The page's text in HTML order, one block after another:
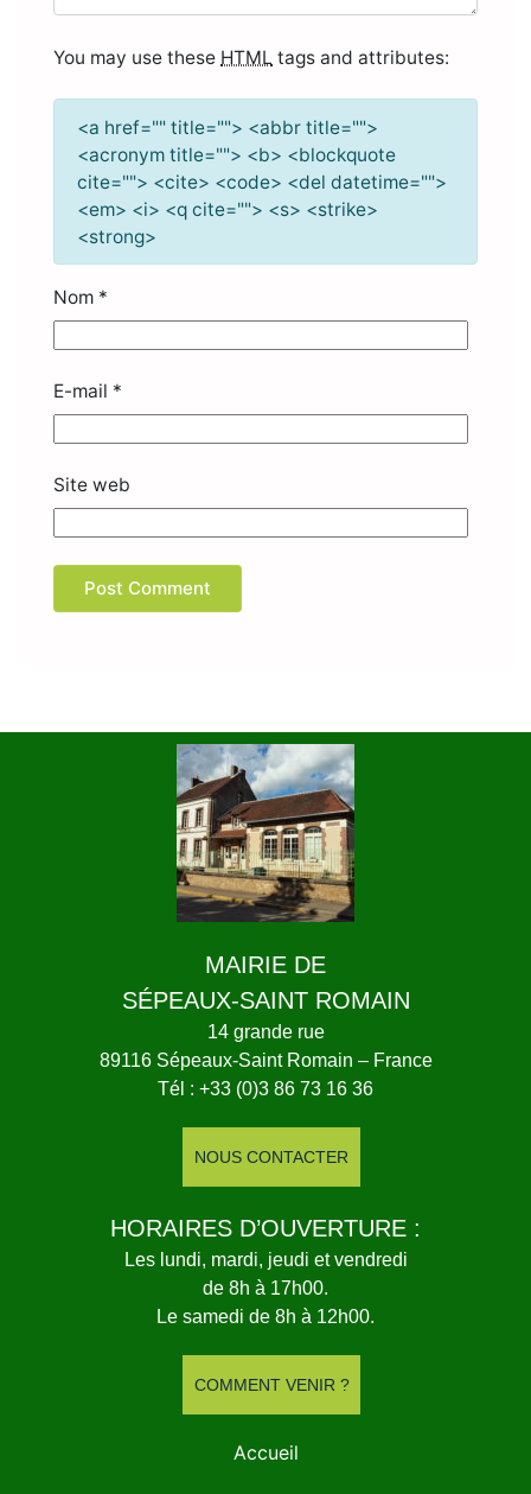
You may use these HTML tags and attributes:
<a href="" title=""> <abbr title="">
<acronym title=""> <b> <blockquote
cite=""> <cite> <code> <del datetime="">
<em> <i> <q cite=""> <s> <strike>
<strong>
Nom *
E-mail *
Site web
MAIRIE DE
SÉPEAUX-SAINT ROMAIN
14 grande rue
89116 Sépeaux-Saint Romain – France
Tél : +33 (0)3 86 73 16 36
NOUS CONTACTER
HORAIRES D’OUVERTURE :
Les lundi, mardi, jeudi et vendredi
de 8h à 17h00.
Le samedi de 8h à 12h00.
COMMENT VENIR ?
Accueil